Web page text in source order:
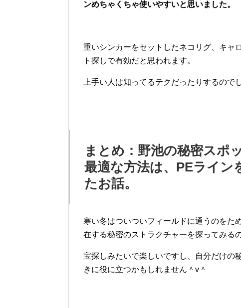
ンめちゃくちゃ使いやすいと思いました。
重いシンカーをセットしたネコリグ、キャ
ト探しで有効だと思われます。
上手い人は知ってるテクだったりするので
まとめ：野池の秘密スポ
最適な方法は、PEライン
たお話。
寒い冬はついついフィールドに通うのをた
在する秘密のストラクチャーを探ってみる
宝探しみたいで楽しいですし、自分だけの
きに役に立つかもしれません＾v＾